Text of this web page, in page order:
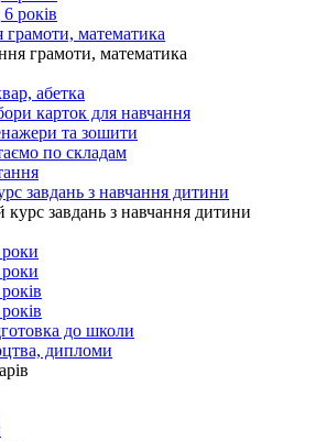
років
грамоти, математика
грамоти, математика
абетка
карток для навчання
та зошити
по складам
завдань з навчання дитини
курс завдань з навчання дитини
до школи
дипломи